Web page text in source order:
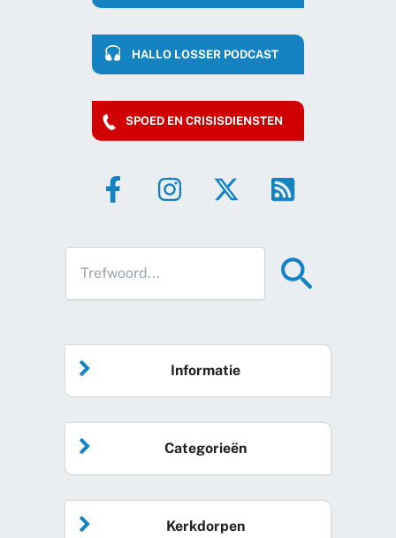
HALLO LOSSER PODCAST
SPOED EN CRISISDIENSTEN
Informatie
Home
Agenda
Categorieën
Algemeen nieuws
Kerkdorpen